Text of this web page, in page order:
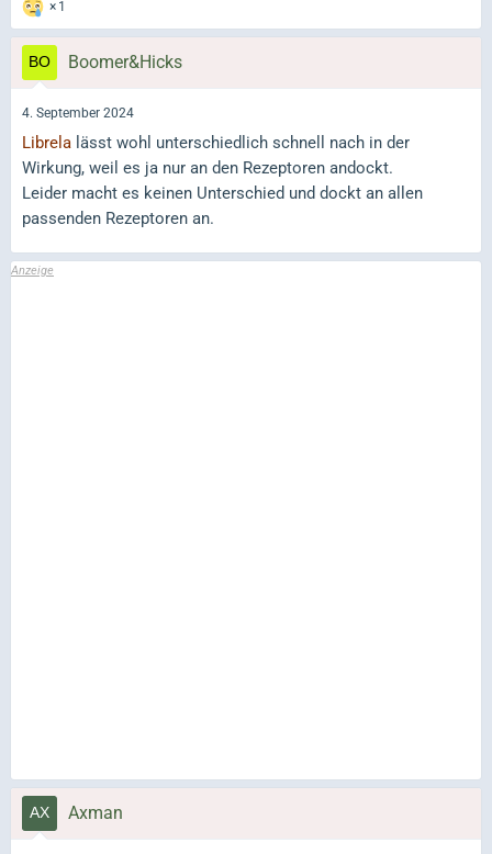
1
Boomer&Hicks
4. September 2024
Librela lässt wohl unterschiedlich schnell nach in der
Wirkung, weil es ja nur an den Rezeptoren andockt.
Leider macht es keinen Unterschied und dockt an allen
passenden Rezeptoren an.
Axman